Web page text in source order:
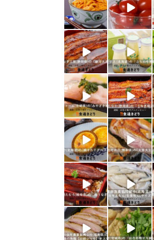
4月 25 2月 14
shokutuu_kidor
i
1月 26
shokutuu_kidor
i
1月 24
shokutuu_kidor
i
1月 21
shokutuu_kidor
i
1月 19
shokutuu_kidor
i
1月 17
shokutuu_kidor
i
1月 16
shokutuu_kidor
i
1月 10
shokutuu_kidor
i
1月 9
shokutuu_kidor
i
shokutuu_kidor
i